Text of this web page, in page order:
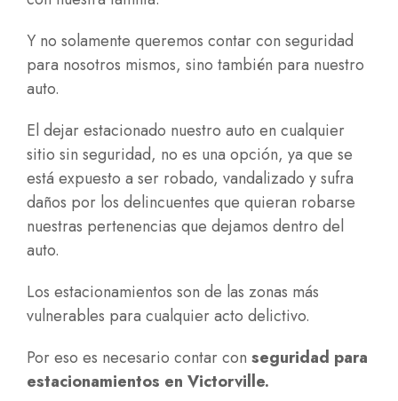
Y no solamente queremos contar con seguridad
para nosotros mismos, sino también para nuestro
auto.
El dejar estacionado nuestro auto en cualquier
sitio sin seguridad, no es una opción, ya que se
está expuesto a ser robado, vandalizado y sufra
daños por los delincuentes que quieran robarse
nuestras pertenencias que dejamos dentro del
auto.
Los estacionamientos son de las zonas más
vulnerables para cualquier acto delictivo.
Por eso es necesario contar con seguridad para
estacionamientos en Victorville.